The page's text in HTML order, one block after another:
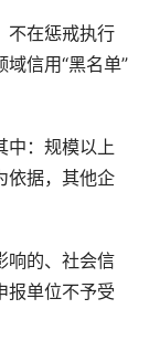
不在惩戒执行
信用“黑名单”
中：规模以上
依据，其他企
响的、社会信
报单位不予受